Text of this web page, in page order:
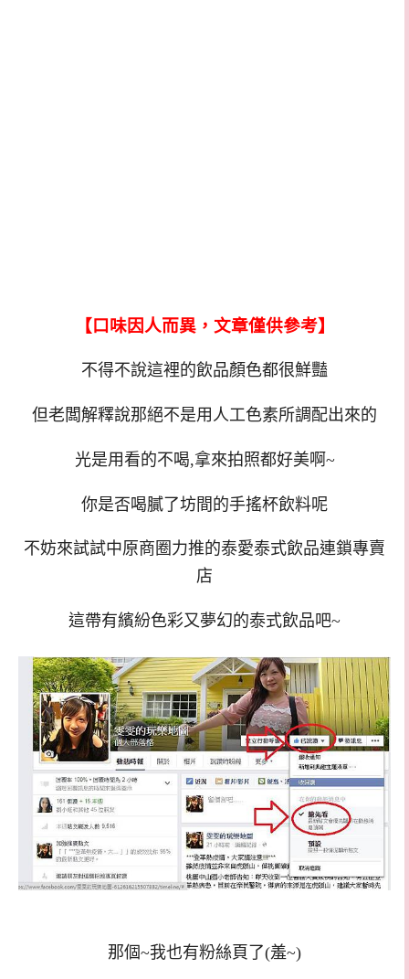
【口味因人而異，文章僅供參考】
不得不說這裡的飲品顏色都很鮮豔
但老闆解釋說那絕不是用人工色素所調配出來的
光是用看的不喝,拿來拍照都好美啊~
你是否喝膩了坊間的手搖杯飲料呢
不妨來試試中原商圈力推的泰愛泰式飲品連鎖專賣
店
這帶有繽紛色彩又夢幻的泰式飲品吧~
那個~我也有粉絲頁了(羞~)